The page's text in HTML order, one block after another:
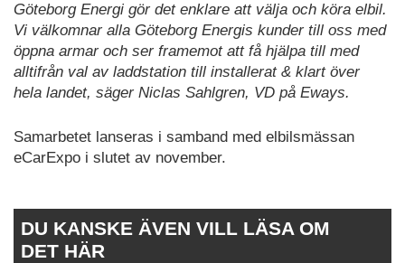
Göteborg Energi gör det enklare att välja och köra elbil.
Vi välkomnar alla Göteborg Energis kunder till oss med
öppna armar och ser framemot att få hjälpa till med
alltifrån val av laddstation till installerat & klart över
hela landet, säger Niclas Sahlgren, VD på Eways.
Samarbetet lanseras i samband med elbilsmässan
eCarExpo i slutet av november.
DU KANSKE ÄVEN VILL LÄSA OM
DET HÄR